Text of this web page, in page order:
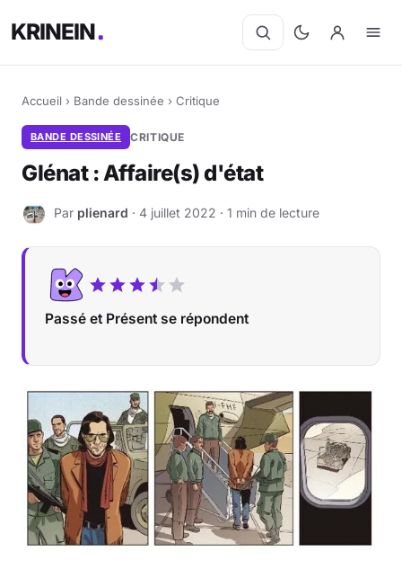
KRINEIN
Accueil › Bande dessinée › Critique
BANDE DESSINÉE CRITIQUE
Glénat : Affaire(s) d'état
P Par plienard · 4 juillet 2022 · 1 min de lecture
Passé et Présent se répondent